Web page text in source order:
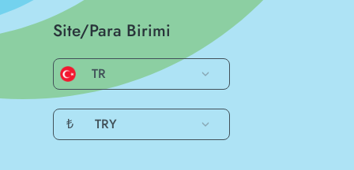
Site/Para Birimi
TR
₺ TRY